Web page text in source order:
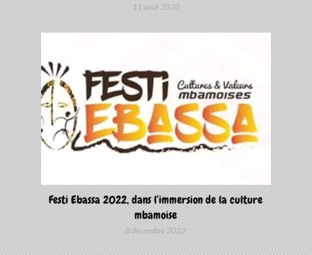
11 août 2020
Festi Ebassa 2022, dans l’immersion de la culture
mbamoise
8 décembre 2022